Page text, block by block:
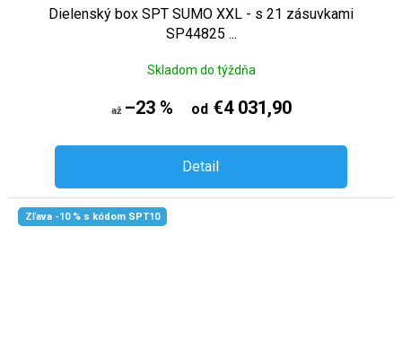
Dielenský box SPT SUMO XXL - s 21 zásuvkami
SP44825 ...
Skladom do týždňa
až –23 % od€4 031,90
Detail
Zľava -10 % s kódom SPT10